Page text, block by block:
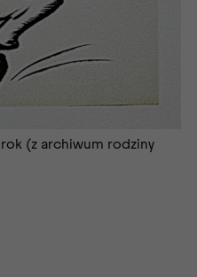
(z archiwum rodziny